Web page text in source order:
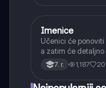
Srpski jezik
Imenice
Učenici će
a zatim će
menjaju da bi
7. r. 1,187 20